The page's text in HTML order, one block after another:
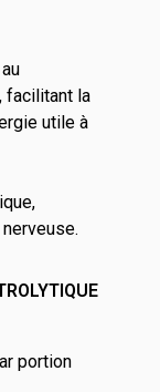
, facilitant la
utile à
portion